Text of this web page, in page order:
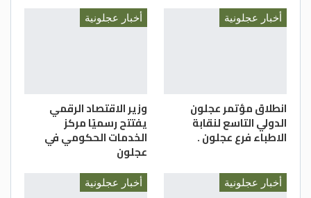
أخبار عجلونية
انطلاق مؤتمر عجلون
الدولي التاسع لنقابة
الاطباء فرع عجلون .
أخبار عجلونية
وزير الاقتصاد الرقمي
يفتتح رسميًا مركز
الخدمات الحكومي في
عجلون
أخبار عجلونية أخبار عجلونية